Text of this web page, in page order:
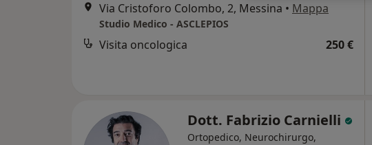
Via Cristoforo Colombo, 2, Messina • Mappa
Studio Medico - ASCLEPIOS
Visita oncologica 250 €
Dott. Fabrizio Carnielli
Ortopedico, Neurochirurgo,